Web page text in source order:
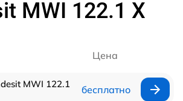
MWI 122.1 X
Цена
MWI 122.1
бесплатно